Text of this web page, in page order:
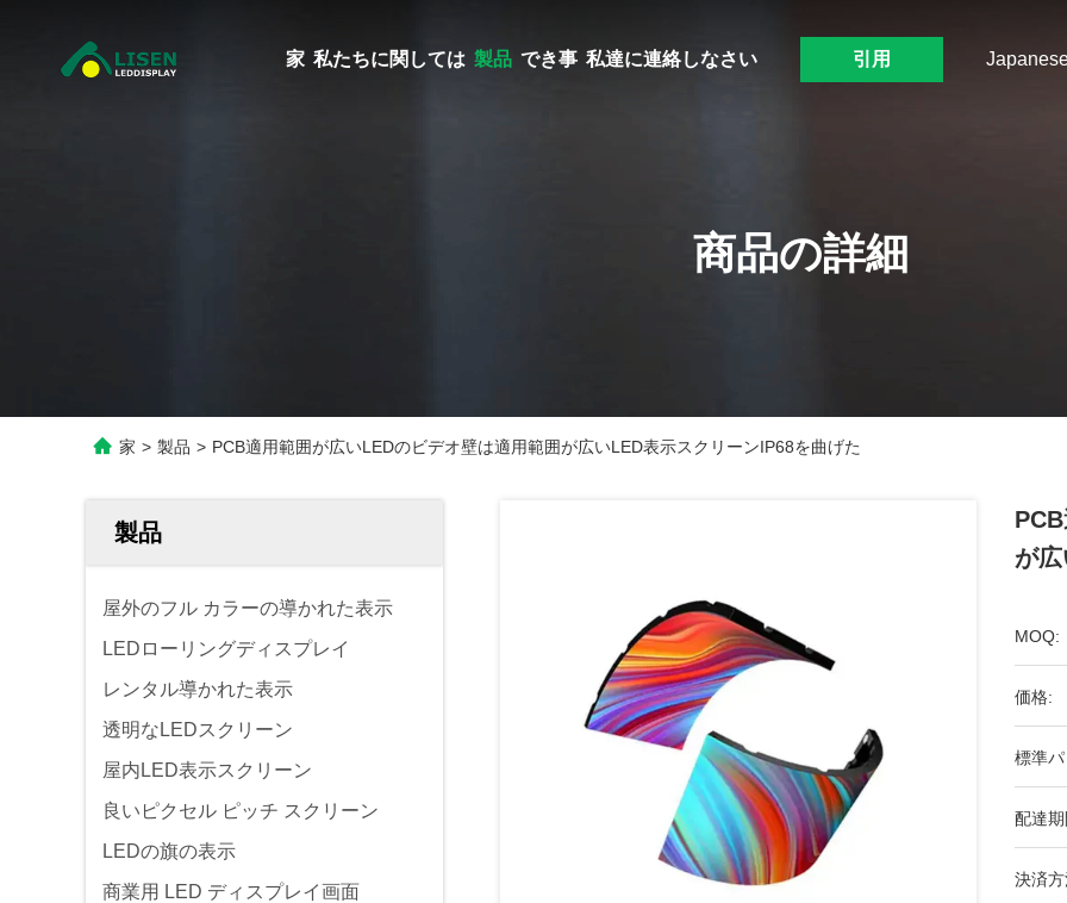
家 私たちに関しては 製品 でき事 私達に連絡しなさい 引用
商品の詳細
家 > 製品 > PCB適用範囲が広いLEDのビデオ壁は適用範囲が広いLED表示スクリーンIP68を曲げた
製品
屋外のフル カラーの導かれた表示
LEDローリングディスプレイ
レンタル導かれた表示
透明なLEDスクリーン
屋内LED表示スクリーン
良いピクセル ピッチ スクリーン
LEDの旗の表示
商業用 LED ディスプレイ画面
が
MOQ:
価格:
標準
配達
決済